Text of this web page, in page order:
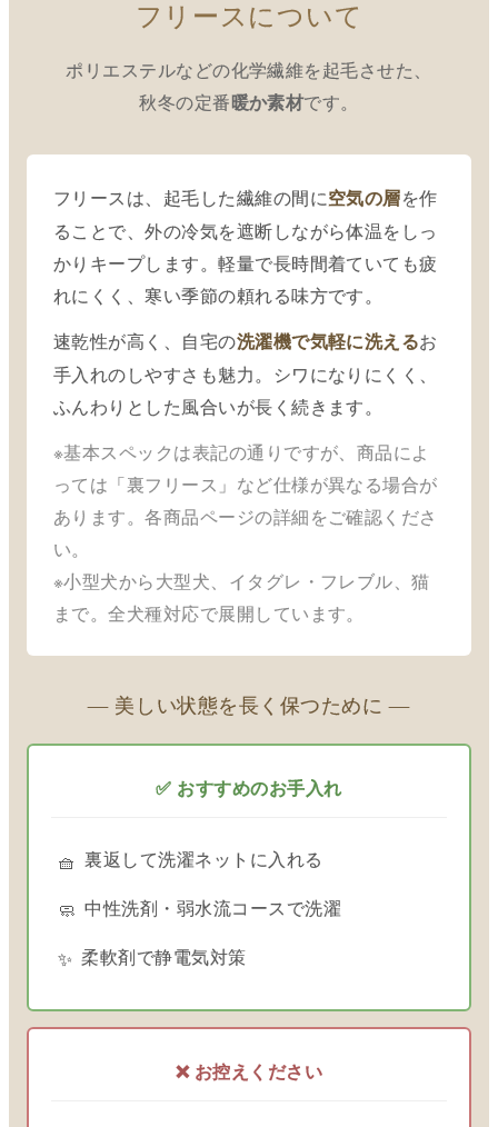
フリースについて
ポリエステルなどの化学繊維を起毛させた、
秋冬の定番暖か素材です。
フリースは、起毛した繊維の間に空気の層を作
ることで、外の冷気を遮断しながら体温をしっ
かりキープします。軽量で長時間着ていても疲
れにくく、寒い季節の頼れる味方です。
速乾性が高く、自宅の洗濯機で気軽に洗えるお
手入れのしやすさも魅力。シワになりにくく、
ふんわりとした風合いが長く続きます。
※基本スペックは表記の通りですが、商品によ
っては「裏フリース」など仕様が異なる場合が
あります。各商品ページの詳細をご確認くださ
い。
※小型犬から大型犬、イタグレ・フレブル、猫
まで。全犬種対応で展開しています。
― 美しい状態を長く保つために ―
✅ おすすめのお手入れ
🧺 裏返して洗濯ネットに入れる
🧼 中性洗剤・弱水流コースで洗濯
✨ 柔軟剤で静電気対策
❌ お控えください